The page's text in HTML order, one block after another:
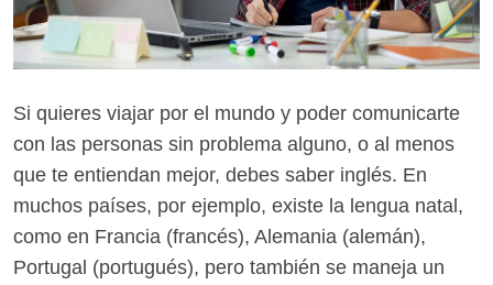
Si quieres viajar por el mundo y poder comunicarte
con las personas sin problema alguno, o al menos
que te entiendan mejor, debes saber inglés. En
muchos países, por ejemplo, existe la lengua natal,
como en Francia (francés), Alemania (alemán),
Portugal (portugués), pero también se maneja un